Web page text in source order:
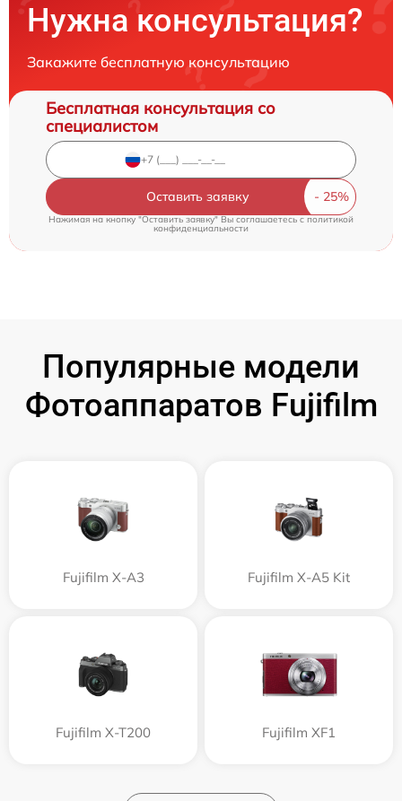
Нужна консультация?
Закажите бесплатную консультацию
Бесплатная консультация со
специалистом
Оставить заявку
Нажимая на кнопку "Оставить заявку" Вы соглашаетесь cполитикой
конфиденциальности
Популярные модели
Фотоаппаратов Fujifilm
Fujifilm X-A3 Fujifilm X-A5 Kit
Fujifilm X-T200 Fujifilm XF1